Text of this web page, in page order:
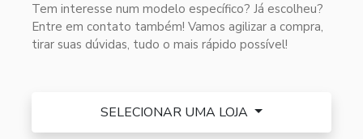
Tem interesse num modelo específico? Já escolheu?
Entre em contato também! Vamos agilizar a compra,
tirar suas dúvidas, tudo o mais rápido possível!
SELECIONAR UMA LOJA